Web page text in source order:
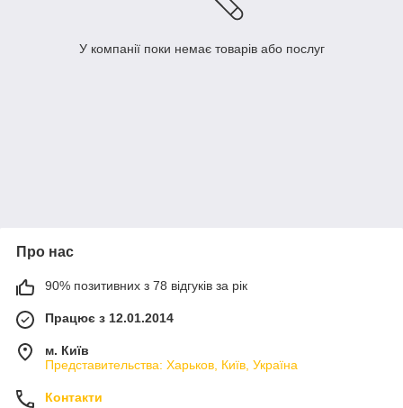
У компанії поки немає товарів або послуг
Про нас
90% позитивних з 78 відгуків за рік
Працює з 12.01.2014
м. Київ
Представительства: Харьков, Київ, Україна
Контакти